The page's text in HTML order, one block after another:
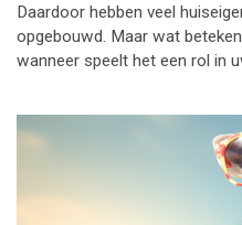
Daardoor hebben veel
opgebouwd. Maar wat
wanneer speelt het een rol in